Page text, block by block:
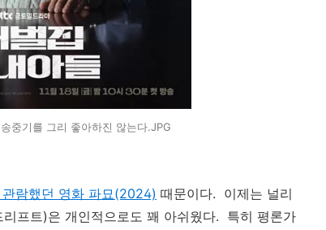
중기를 그리 좋아하진 않는다.JPG
관람했던 영화 파묘(2024) 때문이다. 이제는 널리
프트)은 개인적으로도 꽤 아쉬웠다. 특히 평론가